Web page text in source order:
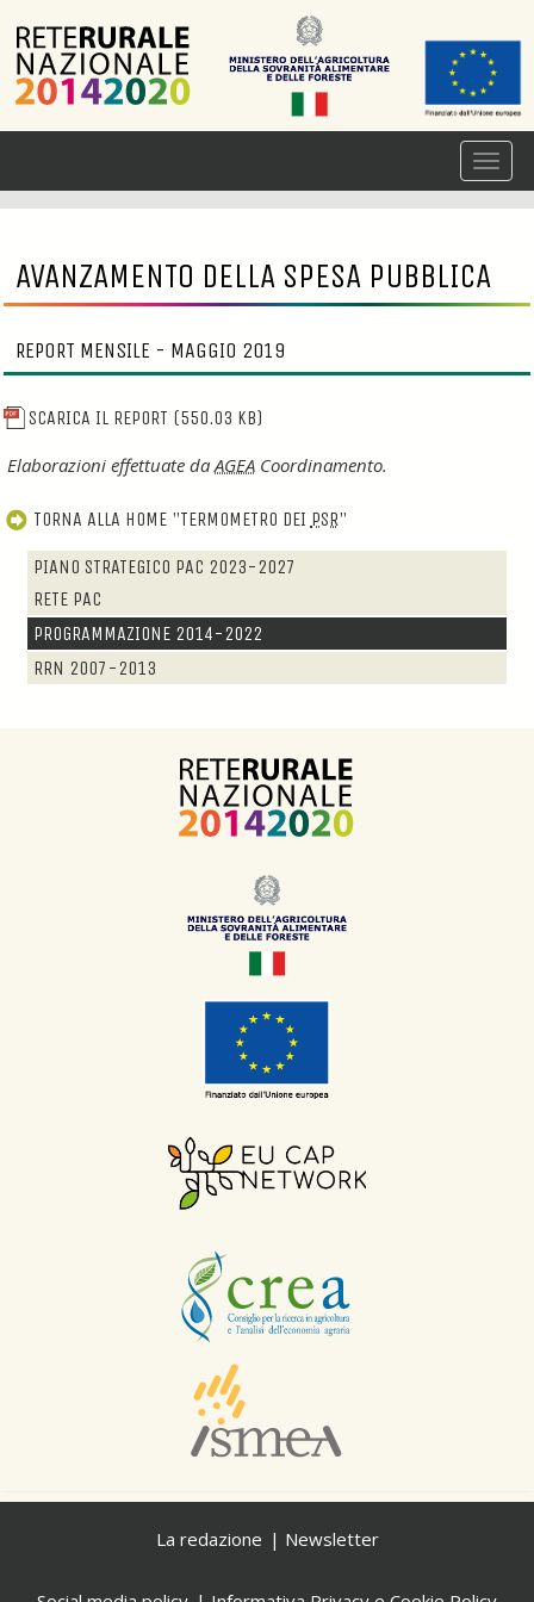
AVANZAMENTO DELLA SPESA PUBBLICA
REPORT MENSILE - MAGGIO 2019
SCARICA IL REPORT (550.03 KB)
Elaborazioni effettuate daAGEA Coordinamento.
TORNA ALLA HOME"TERMOMETRO DEI PSR"
PIANO STRATEGICO PAC 2023-2027
RETE PAC
PROGRAMMAZIONE 2014-2022
RRN 2007-2013
La redazione Newsletter